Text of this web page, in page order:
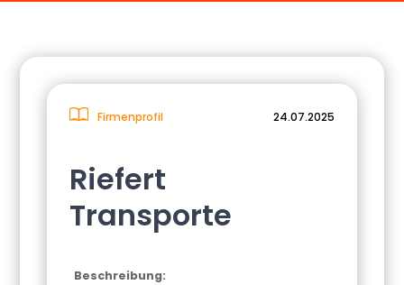
Firmenprofil 24.07.2025
Riefert
Transporte
Beschreibung: